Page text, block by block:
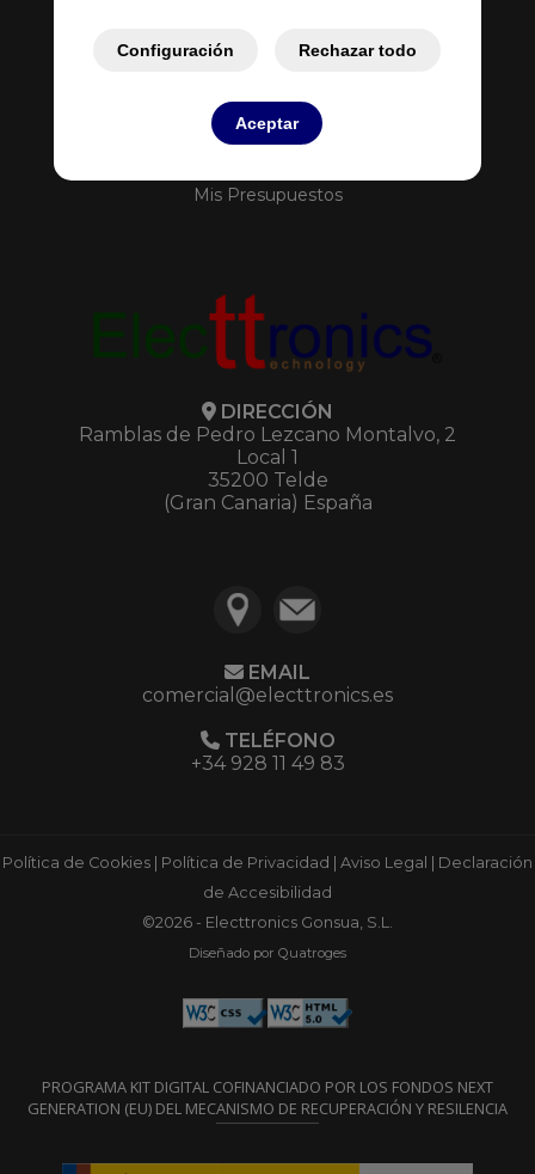
Configuración Rechazar todo
Aceptar
Servicios
Contacto
Mis Presupuestos
DIRECCIÓN
Ramblas de Pedro Lezcano Montalvo, 2
Local 1
35200 Telde
(Gran Canaria) España
EMAIL
comercial@electtronics.es
TELÉFONO
+34 928 11 49 83
Política de Cookies Política de Privacidad Aviso Legal
Declaración
de Accesibilidad
©2026 - Electtronics Gonsua, S.L.
Diseñado por Quatroges
PROGRAMA KIT DIGITAL COFINANCIADO POR LOS FONDOS NEXT
GENERATION (EU) DEL MECANISMO DE RECUPERACIÓN Y RESILENCIA